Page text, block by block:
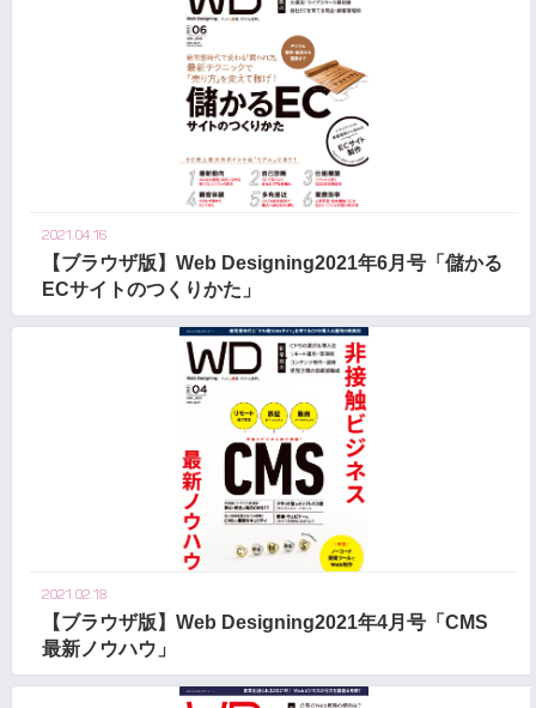
2021.04.16
【ブラウザ版】Web Designing2021年6月号「儲かる
ECサイトのつくりかた」
2021.02.18
【ブラウザ版】Web Designing2021年4月号「CMS
最新ノウハウ」